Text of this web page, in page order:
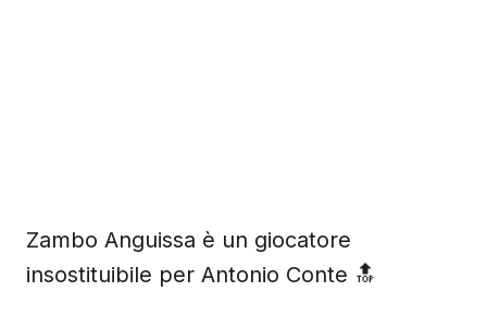
Zambo Anguissa è un giocatore
insostituibile per Antonio Conte 🔝